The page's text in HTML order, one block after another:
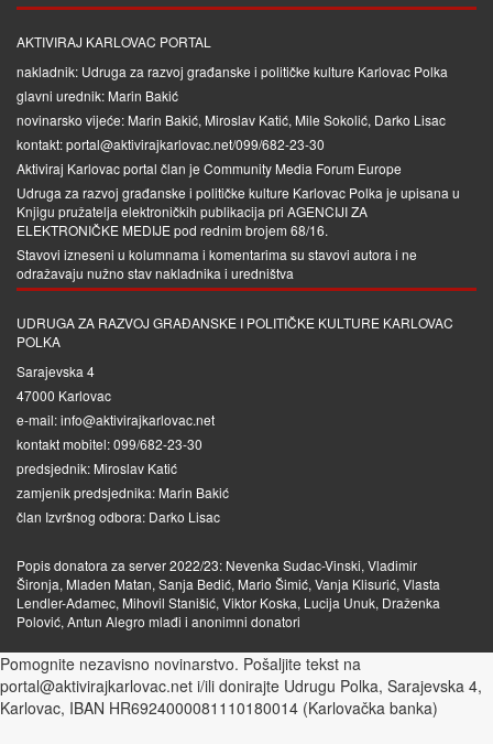
AKTIVIRAJ KARLOVAC PORTAL
nakladnik: Udruga za razvoj građanske i političke kulture Karlovac Polka
glavni urednik: Marin Bakić
novinarsko vijeće: Marin Bakić, Miroslav Katić, Mile Sokolić, Darko Lisac
kontakt: portal@aktivirajkarlovac.net/099/682-23-30
Aktiviraj Karlovac portal član je Community Media Forum Europe
Udruga za razvoj građanske i političke kulture Karlovac Polka je upisana u
Knjigu pružatelja elektroničkih publikacija pri AGENCIJI ZA
ELEKTRONIČKE MEDIJEpod rednim brojem 68/16.
Stavovi izneseni u kolumnama i komentarima su stavovi autora i ne
odražavaju nužno stav nakladnika i uredništva
UDRUGA ZA RAZVOJ GRAĐANSKE I POLITIČKE KULTURE KARLOVAC
POLKA
Sarajevska 4
47000 Karlovac
e-mail: info@aktivirajkarlovac.net
kontakt mobitel: 099/682-23-30
predsjednik: Miroslav Katić
zamjenik predsjednika: Marin Bakić
član Izvršnog odbora: Darko Lisac
Popis donatora za server 2022/23: Nevenka Sudac-Vinski, Vladimir
Šironja, Mladen Matan, Sanja Bedić, Mario Šimić, Vanja Klisurić, Vlasta
Lendler-Adamec, Mihovil Stanišić, Viktor Koska, Lucija Unuk, Draženka
Polović, Antun Alegro mlađi i anonimni donatori
Pomognite nezavisno novinarstvo. Pošaljite tekst na
portal@aktivirajkarlovac.net i/ili donirajte Udrugu Polka, Sarajevska 4,
Karlovac, IBAN HR6924000081110180014 (Karlovačka banka)